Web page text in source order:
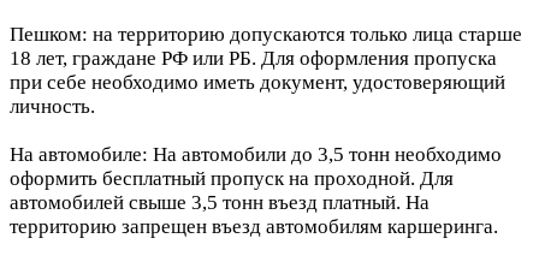
Пешком: на территорию допускаются только лица старше
18 лет, граждане РФ или РБ. Для оформления пропуска
при себе необходимо иметь документ, удостоверяющий
личность.
На автомобиле: На автомобили до 3,5 тонн необходимо
оформить бесплатный пропуск на проходной. Для
автомобилей свыше 3,5 тонн въезд платный. На
территорию запрещен въезд автомобилям каршеринга.